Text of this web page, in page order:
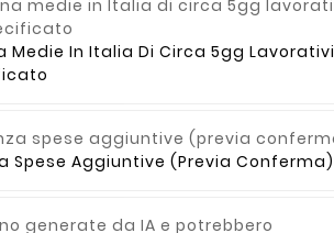
In Italia Di Circa 5gg
Spese Aggiuntive (previa Conferma)